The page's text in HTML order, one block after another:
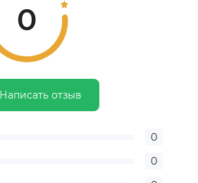
0
Написать отзыв
0
0